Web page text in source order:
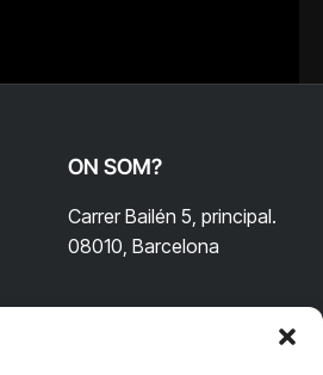
ON SOM?
Carrer Bailén 5, principal.
08010, Barcelona